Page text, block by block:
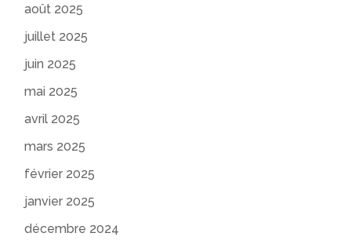
août 2025
juillet 2025
juin 2025
mai 2025
avril 2025
mars 2025
février 2025
janvier 2025
décembre 2024